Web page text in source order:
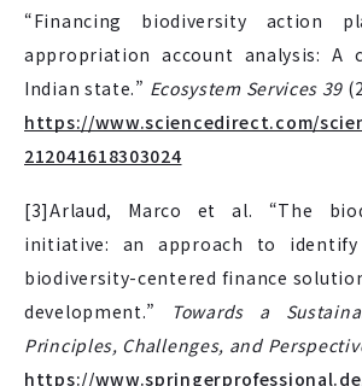
“Financing biodiversity action
appropriation account analysis: A
Indian state.” Ecosystem Services 39
https://www.sciencedirect.com/
212041618303024
[3]Arlaud, Marco et al. “The
initiative: an approach to
biodiversity-centered finance
development.” Towards a
Principles, Challenges, and
https://